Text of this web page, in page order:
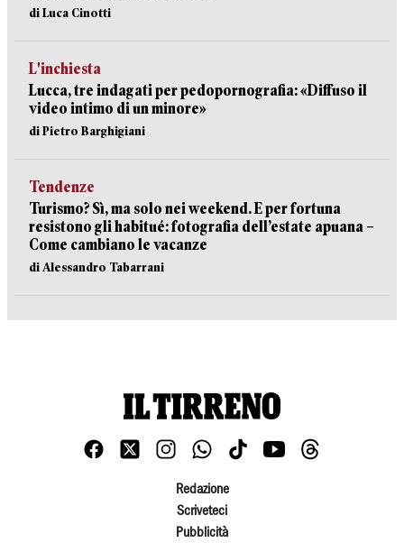
di Luca Cinotti
L'inchiesta
Lucca, tre indagati per pedopornografia: «Diffuso il
video intimo di un minore»
di Pietro Barghigiani
Tendenze
Turismo? Sì, ma solo nei weekend. E per fortuna
resistono gli habitué: fotografia dell’estate apuana –
Come cambiano le vacanze
di Alessandro Tabarrani
Redazione
Scriveteci
Pubblicità